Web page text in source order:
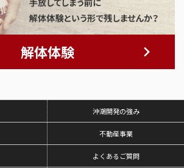
解体体験
沖潮開発の強み
不動産事業
よくあるご質問